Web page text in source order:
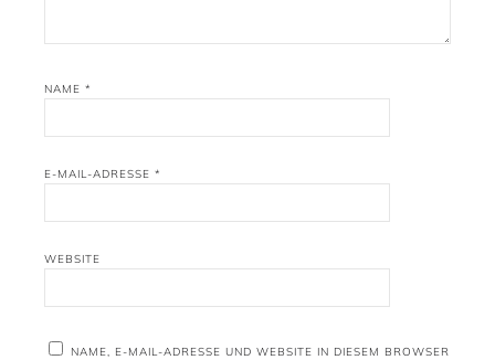
NAME *
E-MAIL-ADRESSE *
WEBSITE
NAME, E-MAIL-ADRESSE UND WEBSITE IN DIESEM BROWSER